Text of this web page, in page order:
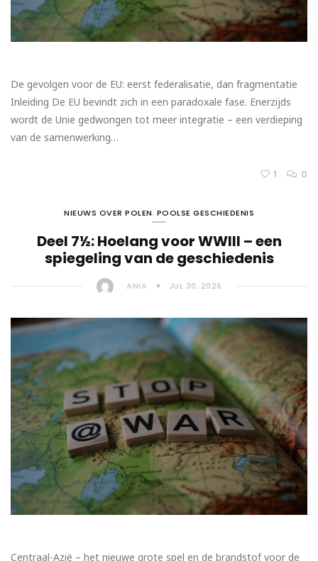
De gevolgen voor de EU: eerst federalisatie, dan fragmentatie
Inleiding De EU bevindt zich in een paradoxale fase. Enerzijds
wordt de Unie gedwongen tot meer integratie – een verdieping
van de samenwerking…
1 0
NIEUWS OVER POLEN, POOLSE GESCHIEDENIS
Deel 7½: Hoelang voor WWIII – een
spiegeling van de geschiedenis
ANIA JUL 30, 2026
Centraal-Azië – het nieuwe grote spel en de brandstof voor de